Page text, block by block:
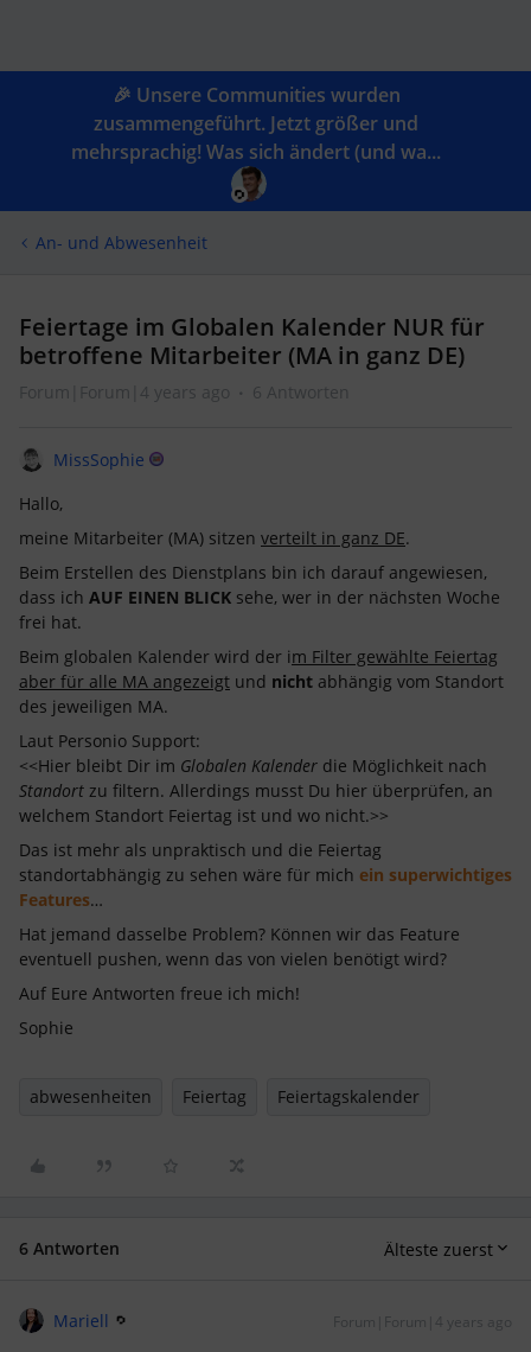
🎉 Unsere Communities wurden
zusammengeführt. Jetzt größer und
mehrsprachig! Was sich ändert (und wa...
An- und Abwesenheit
Feiertage im Globalen Kalender NUR für
betroffene Mitarbeiter (MA in ganz DE)
Forum|Forum|4 years ago 6 Antworten
MissSophie
Hallo,
meine Mitarbeiter (MA) sitzen verteilt in ganz DE.
Beim Erstellen des Dienstplans bin ich darauf angewiesen,
dass ich AUF EINEN BLICK sehe, wer in der nächsten Woche
frei hat.
Beim globalen Kalender wird der im Filter gewählte Feiertag
aber für alle MA angezeigt und nicht abhängig vom Standort
des jeweiligen MA.
Laut Personio Support:
<<Hier bleibt Dir im Globalen Kalender die Möglichkeit nach
Standort zu filtern. Allerdings musst Du hier überprüfen, an
welchem Standort Feiertag ist und wo nicht.>>
Das ist mehr als unpraktisch und die Feiertag
standortabhängig zu sehen wäre für mich ein superwichtiges
Features…
Hat jemand dasselbe Problem? Können wir das Feature
eventuell pushen, wenn das von vielen benötigt wird?
Auf Eure Antworten freue ich mich!
Sophie
abwesenheiten Feiertag Feiertagskalender
6 Antworten Älteste zuerst
Mariell Forum|Forum|4 years ago